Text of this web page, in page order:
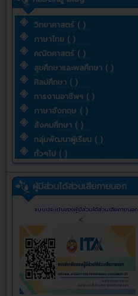
วิทยาศาสตร์ ( )
ภาษาไทย ( )
คณิตศาสตร์ ( )
สุขศึกษาและพลศึกษา ( )
ศิลปศึกษา ( )
การงานอาชีพฯ ( )
ภาษาอังกฤษ ( )
สังคมศึกษา ( )
กลุ่มพัฒนาผู้เรียน ( )
ทั่วๆไป ( )
ผู้มีส่วนได้ส่วนเสียภายนอก
แบบประเมินของผู้มีส่วนได้ส่วนเสียภายนอก
<